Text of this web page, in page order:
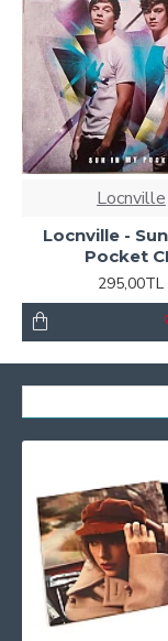
Locnville
Locnville -
Pocket
295,00TL